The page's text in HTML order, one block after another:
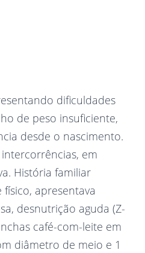
dificuldades
de peso insuficiente,
desde o nascimento.
em
História familiar
apresentava
desnutrição aguda (Z-
café-com-leite em
diâmetro de meio e 1